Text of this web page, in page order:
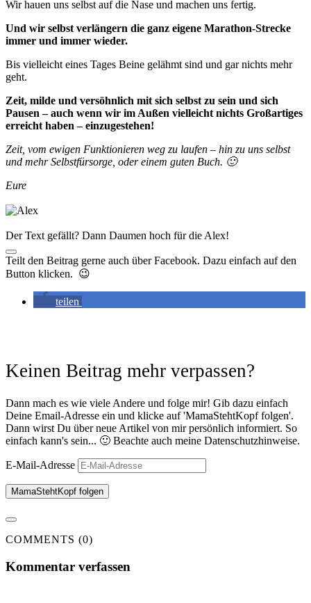
Wir hauen uns selbst auf die Nase und machen uns fertig.
Und wir selbst verlängern die ganz eigene Marathon-Strecke
immer und immer wieder.
Bis vielleicht eines Tages Beine gelähmt sind und gar nichts mehr
geht.
Zeit, milde und versöhnlich mit sich selbst zu sein und sich
Pausen – auch wenn wir im Außen vielleicht nichts Großartiges
erreicht haben – einzugestehen!
Zeit, vom ewigen Funktionieren weg zu laufen – hin zu uns selbst
und mehr Selbstfürsorge, oder einem guten Buch. 🙂
Eure
Der Text gefällt? Dann Daumen hoch für die Alex!
Teilt den Beitrag gerne auch über Facebook. Dazu einfach auf den
Button klicken. 😉
teilen
Keinen Beitrag mehr verpassen?
Dann mach es wie viele Andere und folge mir! Gib dazu einfach
Deine Email-Adresse ein und klicke auf 'MamaStehtKopf folgen'.
Dann wirst Du über neue Artikel von mir persönlich informiert. So
einfach kann's sein... 🙂 Beachte auch meine Datenschutzhinweise.
E-Mail-Adresse
MamaStehtKopf folgen
COMMENTS (0)
Kommentar verfassen